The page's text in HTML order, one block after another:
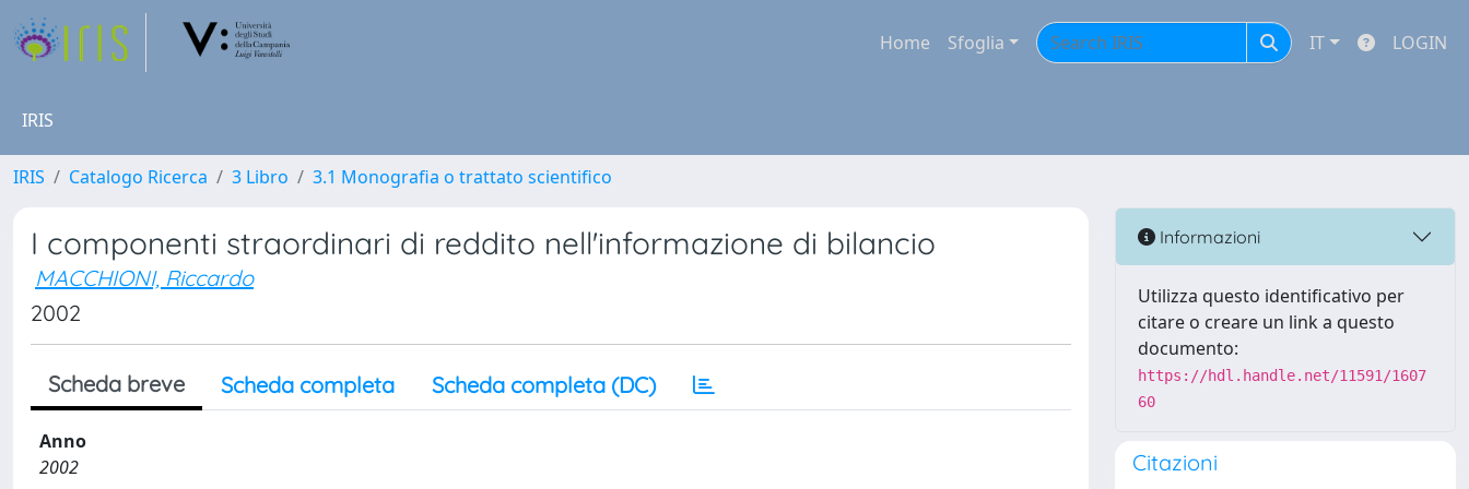
Home Sfoglia IT LOGIN
IRIS
IRIS Catalogo Ricerca 3 Libro 3.1 Monografia o trattato scientifico
I componenti straordinari di reddito nell'informazione di bilancio
MACCHIONI, Riccardo
2002
Scheda breve Scheda completa Scheda completa (DC)
Anno
2002
Informazioni
Utilizza questo identificativo per
citare o creare un link a questo
documento:
https://hdl.handle.net/11591/1607
60
Citazioni